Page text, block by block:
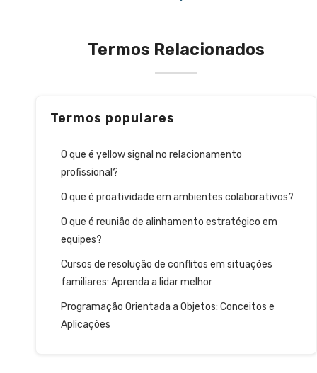
Termos Relacionados
Termos populares
O que é yellow signal no relacionamento
profissional?
O que é proatividade em ambientes colaborativos?
O que é reunião de alinhamento estratégico em
equipes?
Cursos de resolução de conflitos em situações
familiares: Aprenda a lidar melhor
Programação Orientada a Objetos: Conceitos e
Aplicações